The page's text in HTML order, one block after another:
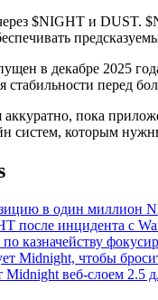
$NIGHT и DUST.
в декабре 2025
стабильности перед
аккуратно, пока
систем, которым
в один миллион
после инцидента с
казначейству
Midnight, чтобы
Midnight веб-слоем 2.5